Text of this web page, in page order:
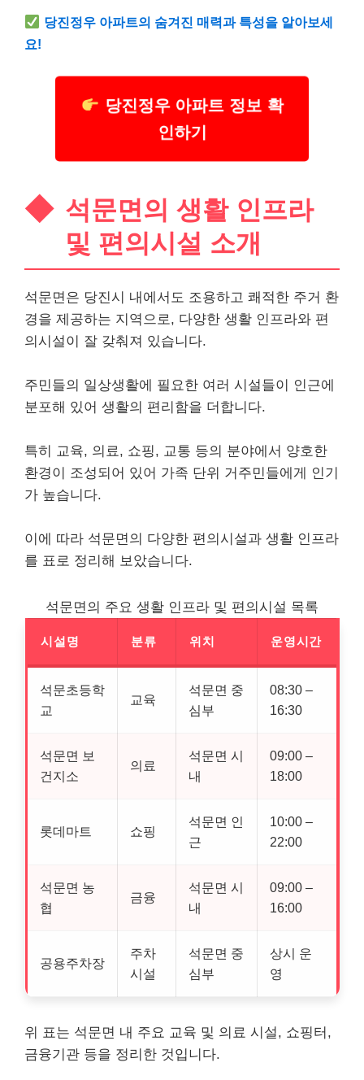
당진정우 아파트의 숨겨진 매력과 특성을 알아보세
요!
당진정우 아파트 정보 확
인하기
석문면의 생활 인프라
및 편의시설 소개
석문면은 당진시 내에서도 조용하고 쾌적한 주거 환
경을 제공하는 지역으로, 다양한 생활 인프라와 편
의시설이 잘 갖춰져 있습니다.
주민들의 일상생활에 필요한 여러 시설들이 인근에
분포해 있어 생활의 편리함을 더합니다.
특히 교육, 의료, 쇼핑, 교통 등의 분야에서 양호한
환경이 조성되어 있어 가족 단위 거주민들에게 인기
가 높습니다.
이에 따라 석문면의 다양한 편의시설과 생활 인프라
를 표로 정리해 보았습니다.
석문면의 주요 생활 인프라 및 편의시설 목록
시설명 분류 위치 운영시간
석문초등학
교
교육
석문면 중
심부
08:30 –
16:30
석문면 보
건지소
의료
석문면 시
내
09:00 –
18:00
롯데마트 쇼핑
석문면 인
근
10:00 –
22:00
석문면 농
협
금융
석문면 시
내
09:00 –
16:00
공용주차장
주차
시설
석문면 중
심부
상시 운
영
위 표는 석문면 내 주요 교육 및 의료 시설, 쇼핑터,
금융기관 등을 정리한 것입니다.